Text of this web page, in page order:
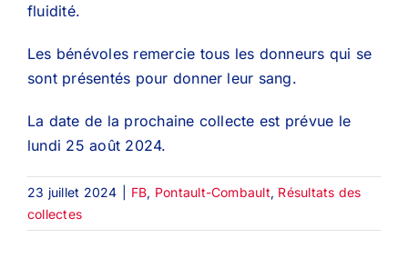
fluidité.
Les bénévoles remercie tous les donneurs qui se
sont présentés pour donner leur sang.
La date de la prochaine collecte est prévue le
lundi 25 août 2024.
23 juillet 2024 FB, Pontault-Combault, Résultats des
collectes